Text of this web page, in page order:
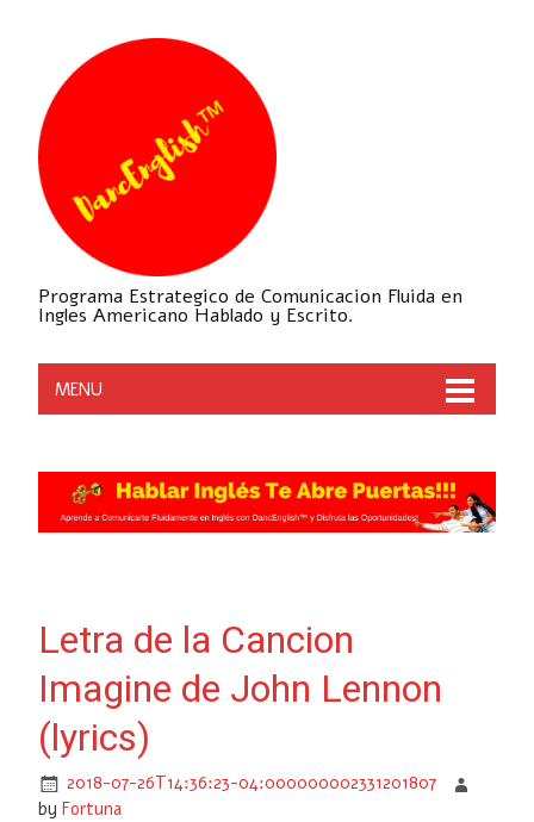
Programa Estrategico de Comunicacion Fluida en
Ingles Americano Hablado y Escrito.
MENU
Letra de la Cancion
Imagine de John Lennon
(lyrics)
2018-07-26T14:36:23-04:000000002331201807
by Fortuna